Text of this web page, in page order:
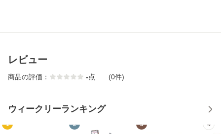
レビュー
商品の評価： -点 (0件)
ウィークリーランキング
1 2 3 4